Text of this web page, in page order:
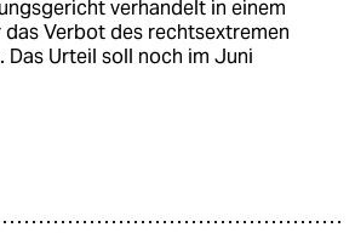
verhandelt in einem
Verbot des rechtsextremen
Das Urteil soll noch im Juni